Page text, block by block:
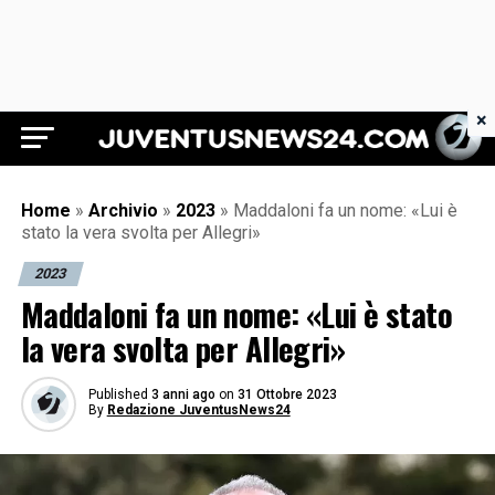
Juventus News 24
Home » Archivio » 2023 » Maddaloni fa un nome: «Lui è
stato la vera svolta per Allegri»
2023
Maddaloni fa un nome: «Lui è stato
la vera svolta per Allegri»
Published 3 anni ago on 31 Ottobre 2023
By Redazione JuventusNews24
×